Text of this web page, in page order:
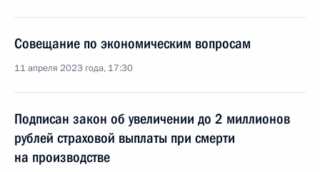
Совещание по экономическим вопросам
11 апреля 2023 года, 17:30
Подписан закон об увеличении до 2 миллионов
рублей страховой выплаты при смерти
на производстве